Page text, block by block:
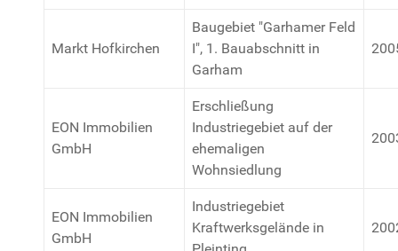
Markt Hofkirchen
Baugebiet "Garhamer Feld
I", 1. Bauabschnitt in
Garham
EON Immobilien
GmbH
Erschließung
Industriegebiet auf der
ehemaligen
Wohnsiedlung
EON Immobilien
GmbH
Industriegebiet
Kraftwerksgelände in